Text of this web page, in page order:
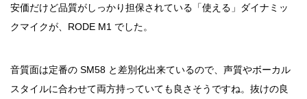
安価だけど品質がしっかり担保されている「使える」ダイナミッ
クマイクが、RODE M1 でした。
音質面は定番の SM58 と差別化出来ているので、声質やボーカル
スタイルに合わせて両方持っていても良さそうですね。抜けの良